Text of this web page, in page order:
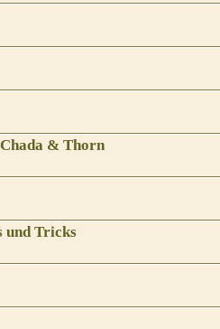
& Thorn
und Tricks